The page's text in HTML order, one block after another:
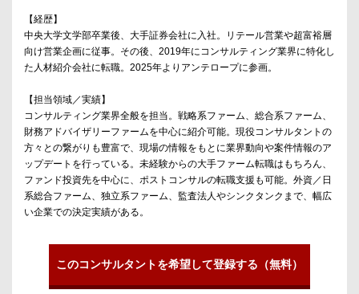
【経歴】
中央大学文学部卒業後、大手証券会社に入社。リテール営業や超富裕層
向け営業企画に従事。その後、2019年にコンサルティング業界に特化し
た人材紹介会社に転職。2025年よりアンテロープに参画。
【担当領域／実績】
コンサルティング業界全般を担当。戦略系ファーム、総合系ファーム、
財務アドバイザリーファームを中心に紹介可能。現役コンサルタントの
方々との繋がりも豊富で、現場の情報をもとに業界動向や案件情報のア
ップデートを行っている。未経験からの大手ファーム転職はもちろん、
ファンド投資先を中心に、ポストコンサルの転職支援も可能。外資／日
系総合ファーム、独立系ファーム、監査法人やシンクタンクまで、幅広
い企業での決定実績がある。
このコンサルタントを希望して登録する（無料）